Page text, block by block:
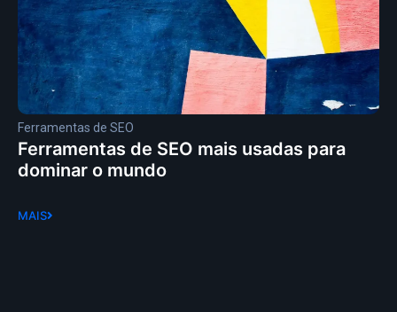
Ferramentas de SEO
Ferramentas de SEO mais usadas para
dominar o mundo
MAIS